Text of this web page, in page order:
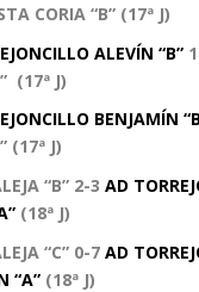
CORIA “B” (17ª J)
ALEVÍN “B”
(17ª J)
BENJAMÍN
(17ª J)
“B” 2-3 AD
(18ª J)
“C” 0-7AD
“A”(18ª J)